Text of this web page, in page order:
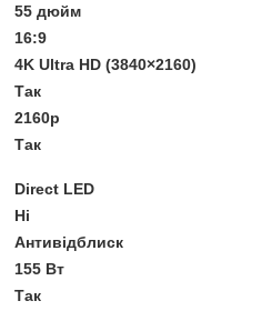
55 дюйм
16:9
4K Ultra HD (3840×2160)
Так
2160p
Так
Direct LED
Ні
Антивідблиск
155 Вт
Так